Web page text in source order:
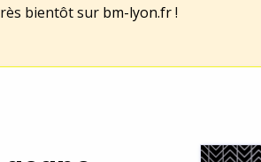
bientôt sur bm-lyon.fr!